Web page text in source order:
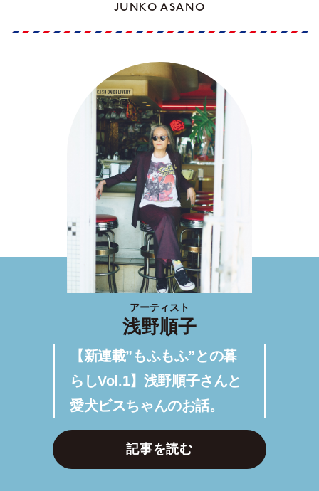
JUNKO ASANO
アーティスト
浅野順子
【新連載”もふもふ”との暮
らしVol.1】浅野順子さんと
愛犬ビスちゃんのお話。
記事を読む